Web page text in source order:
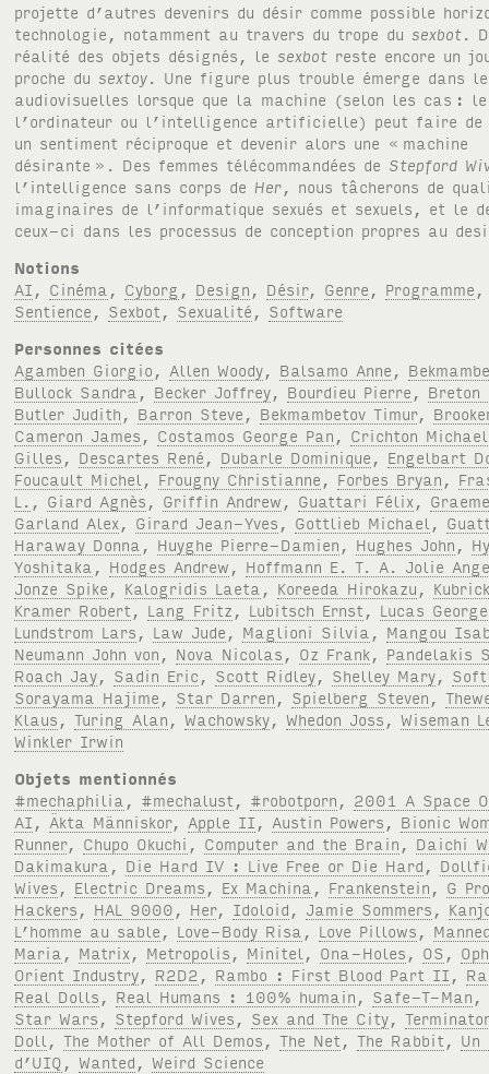
projette d’autres devenirs du désir comme possible
technologie, notamment au travers du trope dusexbot.
réalité des objets désignés, lesexbot reste encore un
proche dusextoy. Une figure plus trouble émerge dans
audiovisuelles lorsque que la machine (selon les cas :
l’ordinateur ou l’intelligence artificielle) peut faire de
un sentiment réciproque et devenir alors une « machine
désirante ». Des femmes télécommandées de Stepford
l’intelligence sans corps de Her, nous tâcherons de
imaginaires de l’informatique sexués et sexuels, et le
ceux-ci dans les processus de conception propres au
Notions
AI , Cinéma , Cyborg , Design , Désir, Genre , Programme
Sentience , Sexbot , Sexualité , Software
Personnes citées
Agamben Giorgio , Allen Woody, Balsamo Anne ,
Bullock Sandra , Becker Joffrey, Bourdieu Pierre , Breton
Butler Judith , Barron Steve , Bekmambetov Timur,
Cameron James , Costamos George Pan , Crichton Michael
Gilles , Descartes René , Dubarle Dominique , Engelbart
Foucault Michel , Frougny Christianne , Forbes Bryan ,
L. , Giard Agnès , Griffin Andrew , Guattari Félix,
Garland Alex, Girard Jean-Yves , Gottlieb Michael ,
Haraway Donna , Huyghe Pierre-Damien , Hughes John ,
Yoshitaka , Hodges Andrew , Hoffmann E. T. A. Jolie
Jonze Spike , Kalogridis Laeta , Koreeda Hirokazu ,
Kramer Robert , Lang Fritz , Lubitsch Ernst , Lucas
Lundstrom Lars , Law Jude , Maglioni Silvia , Mangou
Neumann John von , Nova Nicolas , Oz Frank, Pandelakis
Roach Jay, Sadin Eric , Scott Ridley, Shelley Mary,
Sorayama Hajime , Star Darren , Spielberg Steven ,
Klaus ,Turing Alan ,Wachowsky,Whedon Joss ,Wiseman
Winkler Irwin
Objets mentionnés
#mechaphilia , #mechalust , #robotporn , 2001 A Space
AI , Äkta Människor, Apple II , Austin Powers , Bionic
Runner, Chupo Okuchi , Computer and the Brain , Daichi
Dakimakura , Die Hard IV : Live Free or Die Hard ,
Wives , Electric Dreams , Ex Machina , Frankenstein , G
Hackers , HAL 9000 , Her, Idoloid , Jamie Sommers ,
L’homme au sable , Love-Body Risa , Love Pillows ,
Maria , Matrix, Metropolis , Minitel , Ona-Holes , OS ,
Orient Industry, R2D2 , Rambo : First Blood Part II ,
Real Dolls , Real Humans : 100% humain , Safe-T-Man ,
Star Wars , Stepford Wives , Sex and The City,
Doll ,The Mother of All Demos ,The Net ,The Rabbit , Un
d’UIQ ,Wanted ,Weird Science